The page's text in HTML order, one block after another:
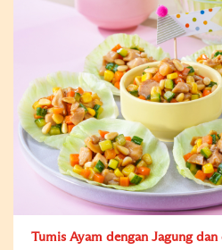
Tumis Ayam dengan Jagung